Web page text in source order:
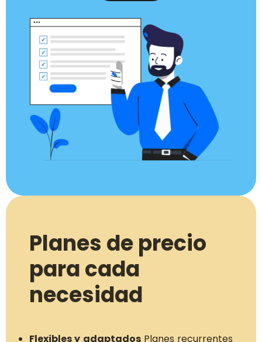
Planes de precio
para cada
necesidad
Flexibles y adaptadosPlanes recurrentes